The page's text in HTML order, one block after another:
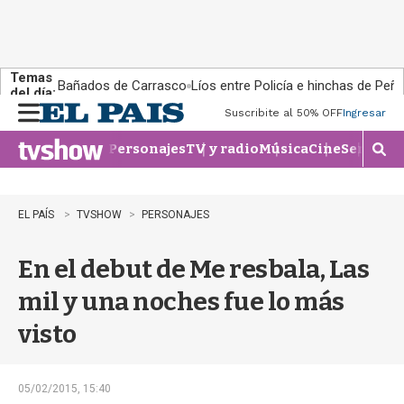
Temas
del día:Bañados de Carrasco Líos entre Policía e hinchas de
n
u
Suscribite al 50% OFFIngresar
PersonajesTV y radioMúsicaCineSeries
M
o
EL PAÍS TVSHOW PERSONAJES
En el debut de Me resbala, Las
mil y una noches fue lo más
visto
05/02/2015, 15:40